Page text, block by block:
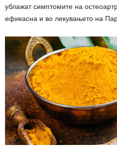
ублажат симптомите на
ефикасна и во лекувањето на